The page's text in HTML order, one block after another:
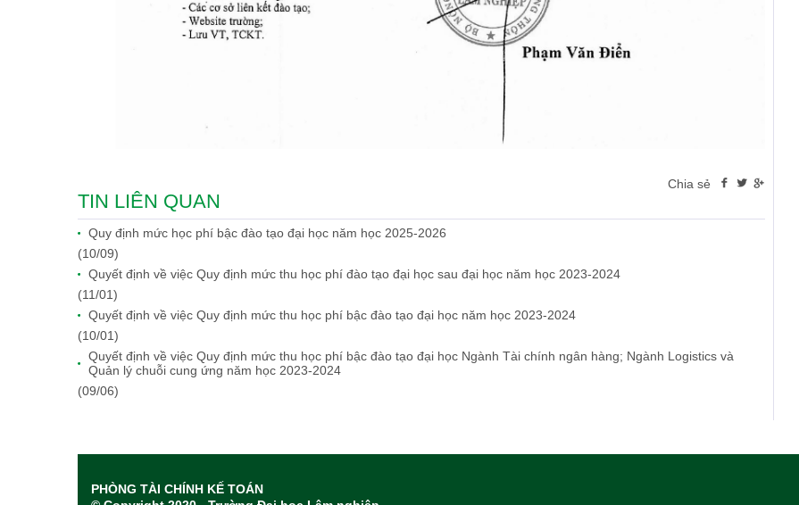
Chia sẻ
TIN LIÊN QUAN
Quy định mức học phí bậc đào tạo đại học năm học 2025-2026
(10/09)
Quyết định về việc Quy định mức thu học phí đào tạo đại học sau đại học năm học 2023-2024
(11/01)
Quyết định về việc Quy định mức thu học phí bậc đào tạo đại học năm học 2023-2024
(10/01)
Quyết định về việc Quy định mức thu học phí bậc đào tạo đại học Ngành Tài chính ngân hàng; Ngành Logistics và
Quản lý chuỗi cung ứng năm học 2023-2024
(09/06)
PHÒNG TÀI CHÍNH KẾ TOÁN